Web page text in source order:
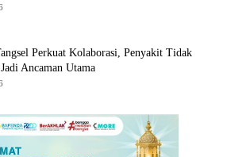
Perkuat Kolaborasi, Penyakit Tidak
Ancaman Utama